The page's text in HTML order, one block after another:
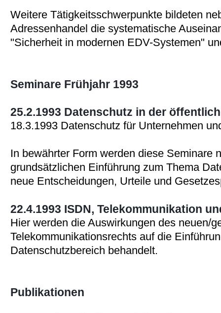
Weitere Tätigkeitsschwerpunkte bildeten
Adressenhandel die systematische
"Sicherheit in modernen EDV-Systemen"
Seminare Frühjahr 1993
25.2.1993 Datenschutz in der
18.3.1993 Datenschutz für Unternehmen
In bewährter Form werden diese Seminare
grundsätzlichen Einführung zum Thema
neue Entscheidungen, Urteile und
22.4.1993 ISDN, Telekommunikation
Hier werden die Auswirkungen des neuen/
Telekommunikationsrechts auf die
Datenschutzbereich behandelt.
Publikationen